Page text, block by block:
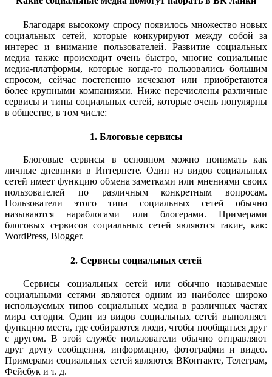
Благодаря высокому спросу появилось множество новых
социальных сетей, которые конкурируют между собой за
интерес и внимание пользователей. Развитие социальных
медиа также происходит очень быстро, многие социальные
медиа-платформы, которые когда-то пользовались большим
спросом, сейчас постепенно исчезают или приобретаются
более крупными компаниями. Ниже перечислены различные
сервисы и типы социальных сетей, которые очень популярны
в обществе, в том числе:
1. Блоговые сервисы
Блоговые сервисы в основном можно понимать как
личные дневники в Интернете. Один из видов социальных
сетей имеет функцию обмена заметками или мнениями своих
пользователей по различным конкретным вопросам.
Пользователи этого типа социальных сетей обычно
называются нараблогами или блогерами. Примерами
блоговых сервисов социальных сетей являются такие, как:
WordPress, Blogger.
2. Сервисы социальных сетей
Сервисы социальных сетей или обычно называемые
социальными сетями являются одним из наиболее широко
используемых типов социальных медиа в различных частях
мира сегодня. Один из видов социальных сетей выполняет
функцию места, где собираются люди, чтобы пообщаться друг
с другом. В этой службе пользователи обычно отправляют
друг другу сообщения, информацию, фотографии и видео.
Примерами социальных сетей являются ВКонтакте, Телеграм,
Фейсбук и т. д.